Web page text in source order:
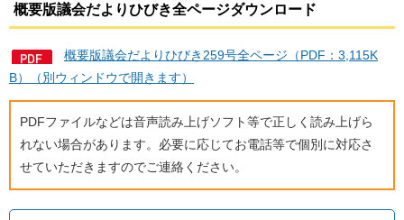
概要版議会だよりひびき全ページダウンロード
概要版議会だよりひびき259号全ページ（PDF：3,115K
B）（別ウィンドウで開きます）
PDFファイルなどは音声読み上げソフト等で正しく読み上げら
れない場合があります。必要に応じてお電話等で個別に対応さ
せていただきますのでご連絡ください。